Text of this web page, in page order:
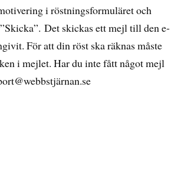
i röstningsformuläret och
Det skickas ett mejl till den e-
För att din röst ska räknas måste
i mejlet. Har du inte fått något mejl